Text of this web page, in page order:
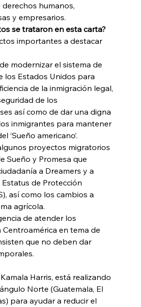
humanos,
y empresarios.
se trataron en esta carta?
importantes a destacar
modernizar el sistema de
los Estados Unidos para
de la inmigración legal,
de los
así como de dar una digna
inmigrantes para mantener
‘Sueño americano’.
proyectos migratorios
Sueño y Promesa que
a Dreamers y a
de Protección
así como los cambios a
agrícola.
de atender los
en tema de
que no deben dar
Harris, está realizando
Norte (Guatemala, El
para ayudar a reducir el